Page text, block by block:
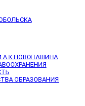
ОБРАЗОВАНИЯ